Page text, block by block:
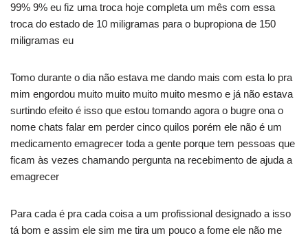
99% 9% eu fiz uma troca hoje completa um mês com essa
troca do estado de 10 miligramas para o bupropiona de 150
miligramas eu
Tomo durante o dia não estava me dando mais com esta lo pra
mim engordou muito muito muito muito mesmo e já não estava
surtindo efeito é isso que estou tomando agora o bugre ona o
nome chats falar em perder cinco quilos porém ele não é um
medicamento emagrecer toda a gente porque tem pessoas que
ficam às vezes chamando pergunta na recebimento de ajuda a
emagrecer
Para cada é pra cada coisa a um profissional designado a isso
tá bom e assim ele sim me tira um pouco a fome ele não me